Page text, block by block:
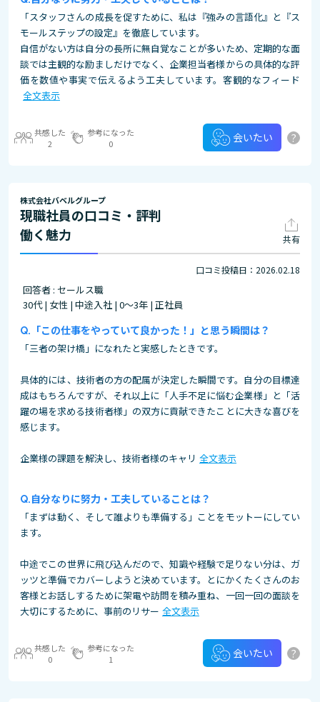
「スタッフさんの成長を促すために、私は『強みの言語化』と『ス
モールステップの設定』を徹底しています。
自信がない方は自分の長所に無自覚なことが多いため、定期的な面
談では主観的な励ましだけでなく、企業担当者様からの具体的な評
価を数値や事実で伝えるよう工夫しています。客観的なフィード
全文表示
共感した
2
参考になった
0
会いたい ?
株式会社バベルグループ
現職社員の口コミ・評判
働く魅力
共有
口コミ投稿日：2026.02.18
回答者 : セールス職
30代 | 女性 | 中途入社 | 0～3年 | 正社員
「この仕事をやっていて良かった！」と思う瞬間は？
「三者の架け橋」になれたと実感したときです。
具体的には、技術者の方の配属が決定した瞬間です。自分の目標達
成はもちろんですが、それ以上に「人手不足に悩む企業様」と「活
躍の場を求める技術者様」の双方に貢献できたことに大きな喜びを
感じます。
企業様の課題を解決し、技術者様のキャリ 全文表示
自分なりに努力・工夫していることは？
「まずは動く、そして誰よりも準備する」ことをモットーにしてい
ます。
中途でこの世界に飛び込んだので、知識や経験で足りない分は、ガ
ッツと準備でカバーしようと決めています。とにかくたくさんのお
客様とお話しするために架電や訪問を積み重ね、一回一回の面談を
大切にするために、事前のリサー 全文表示
共感した
0
参考になった
1
会いたい ?